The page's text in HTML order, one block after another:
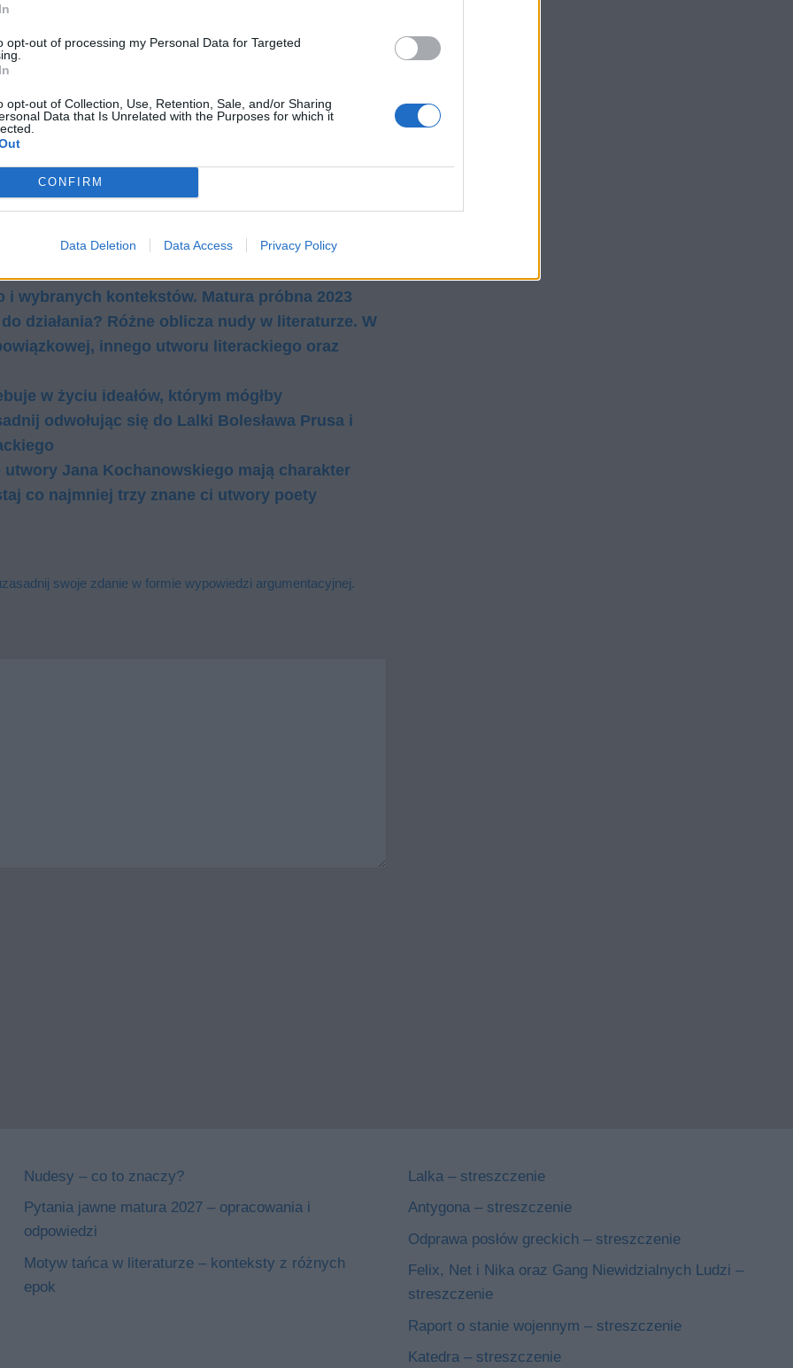
opt-out of processing my Personal Data for Targeted
opt-out of Collection, Use, Retention, Sale, and/or Sharing
Data that Is Unrelated with the Purposes for which it
CONFIRM
Data Deletion Data Access Privacy Policy
W pracy odwołaj się do wybranej lektury
wybranych kontekstów. Matura próbna 2023
działania? Różne oblicza nudy w literaturze. W
innego utworu literackiego oraz
w życiu ideałów, którym mógłby
odwołując się do Lalki Bolesława Prusa i
Jana Kochanowskiego mają charakter
co najmniej trzy znane ci utwory poety
swoje zdanie w formie wypowiedzi argumentacyjnej.
Nudesy – co to znaczy?
Pytania jawne matura 2027 – opracowania i
odpowiedzi
Motyw tańca w literaturze – konteksty z różnych
epok
Lalka – streszczenie
Antygona – streszczenie
Odprawa posłów greckich – streszczenie
Felix, Net i Nika oraz Gang Niewidzialnych Ludzi –
streszczenie
Raport o stanie wojennym – streszczenie
Katedra – streszczenie